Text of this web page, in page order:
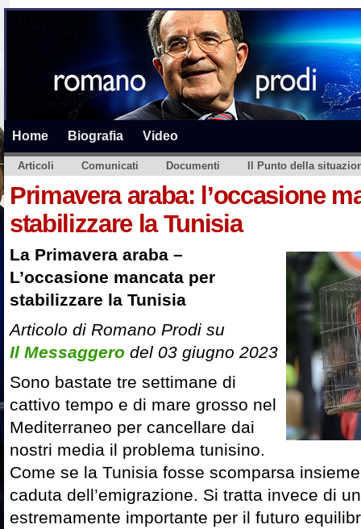
Home Biografia Video
Articoli Comunicati Documenti Il Punto della
Primavera araba: l’occasione
stabilizzare la Tunisia
La Primavera araba –
L’occasione mancata per
stabilizzare la Tunisia
Articolo di Romano Prodi su
Il Messaggero del 03 giugno 2023
Sono bastate tre settimane di
cattivo tempo e di mare grosso nel
Mediterraneo per cancellare dai
nostri media il problema tunisino.
Come se la Tunisia fosse scomparsa
caduta dell’emigrazione. Si tratta invece di
estremamente importante per il futuro